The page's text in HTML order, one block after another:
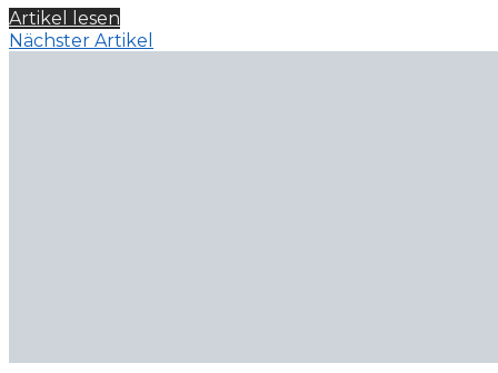
Artikel lesen
Nächster Artikel